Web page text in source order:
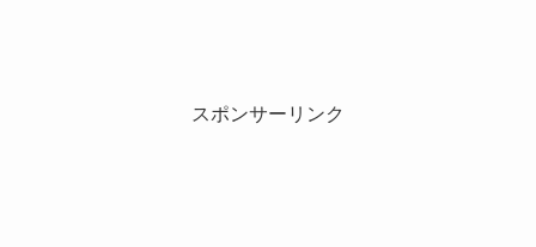
スポンサーリンク